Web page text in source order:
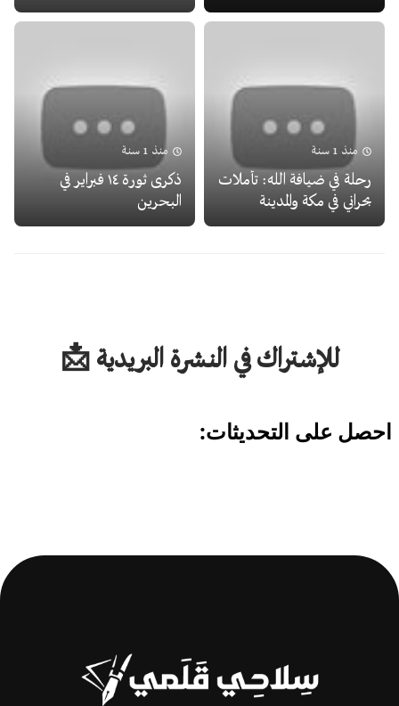
منذ 1 سنة
رحلة في ضيافة الله: تأملات
بحراني في مكة والمدينة
منذ 1 سنة
ذكرى ثورة ١٤ فبراير في
البحرين
للإشتراك في النشرة البريدية 📩